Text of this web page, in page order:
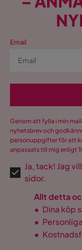
Email
Genom att fylla i min
nyhetsbrev och
personuppgifter för att
anpassats till mig enligt
Ja, tack! Jag
sidor.
Allt detta
• Dina köp
•
•